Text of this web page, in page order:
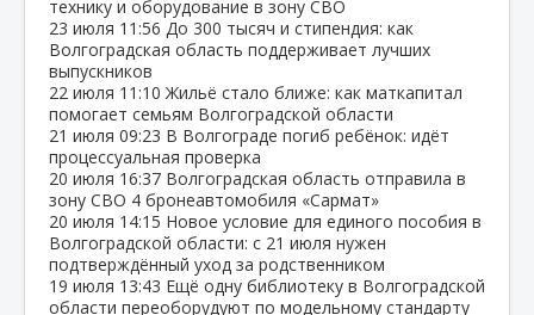
технику и оборудование в зону СВО
23 июля 11:56 До 300 тысяч и стипендия: как
Волгоградская область поддерживает лучших
выпускников
22 июля 11:10 Жильё стало ближе: как маткапитал
помогает семьям Волгоградской области
21 июля 09:23 В Волгограде погиб ребёнок: идёт
процессуальная проверка
20 июля 16:37 Волгоградская область отправила в
зону СВО 4 бронеавтомобиля «Сармат»
20 июля 14:15 Новое условие для единого пособия в
Волгоградской области: с 21 июля нужен
подтверждённый уход за родственником
19 июля 13:43 Ещё одну библиотеку в Волгоградской
области переоборудуют по модельному стандарту